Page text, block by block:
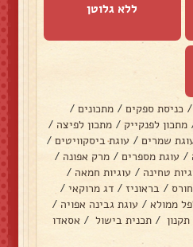
ללא גלוטן
/ כניסת ספקים / מתכונים /
מתכון לפנקייק / מתכון לפיצה /
שמרים / עוגת ביסקוויטים /
/ עוגת מספרים / מרק אפונה /
טחינה / עוגיות חמאה /
/ בראוניז / דג מרוקאי /
ממולא / עוגת גבינה אפויה /
/ תכנית בישול / אסאדו